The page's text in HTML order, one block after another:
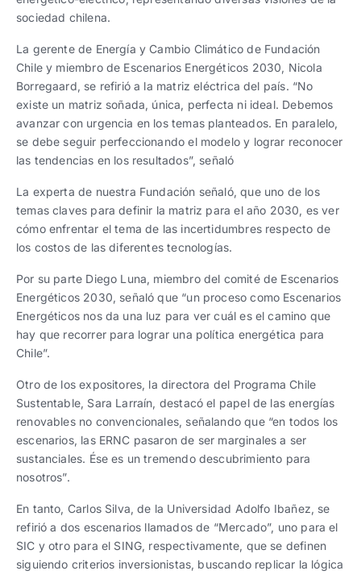
sociedad chilena.
La gerente de Energía y Cambio Climático de Fundación
Chile y miembro de Escenarios Energéticos 2030, Nicola
Borregaard, se refirió a la matriz eléctrica del país. “No
existe un matriz soñada, única, perfecta ni ideal. Debemos
avanzar con urgencia en los temas planteados. En paralelo,
se debe seguir perfeccionando el modelo y lograr reconocer
las tendencias en los resultados”, señaló
La experta de nuestra Fundación señaló, que uno de los
temas claves para definir la matriz para el año 2030, es ver
cómo enfrentar el tema de las incertidumbres respecto de
los costos de las diferentes tecnologías.
Por su parte Diego Luna, miembro del comité de Escenarios
Energéticos 2030, señaló que “un proceso como Escenarios
Energéticos nos da una luz para ver cuál es el camino que
hay que recorrer para lograr una política energética para
Chile”.
Otro de los expositores, la directora del Programa Chile
Sustentable, Sara Larraín, destacó el papel de las energías
renovables no convencionales, señalando que “en todos los
escenarios, las ERNC pasaron de ser marginales a ser
sustanciales. Ése es un tremendo descubrimiento para
nosotros”.
En tanto, Carlos Silva, de la Universidad Adolfo Ibañez, se
refirió a dos escenarios llamados de “Mercado”, uno para el
SIC y otro para el SING, respectivamente, que se definen
siguiendo criterios inversionistas, buscando replicar la lógica